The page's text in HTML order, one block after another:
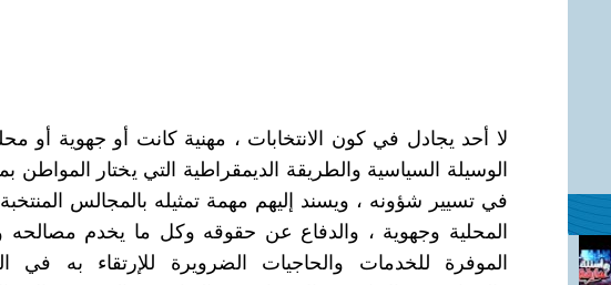
لا أحد يجادل في كون الانتخابات ، مهنية كانت أو جهوية أو
الوسيلة السياسية والطريقة الديمقراطية التي يختار المواطن
في تسيير شؤونه ، ويسند إليهم مهمة تمثيله بالمجالس المنتخبة
المحلية وجهوية ، والدفاع عن حقوقه وكل ما يخدم مصالحه
الموفرة للخدمات والحاجيات الضرويرة للإرتقاء به في